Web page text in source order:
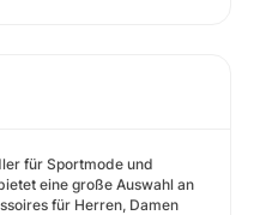
für Sportmode und
eine große Auswahl an
für Herren, Damen